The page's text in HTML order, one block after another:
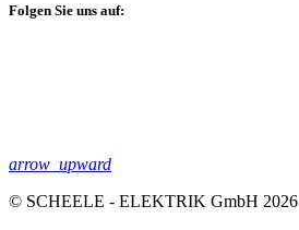
Folgen Sie uns auf:
arrow_upward
© SCHEELE - ELEKTRIK GmbH 2026